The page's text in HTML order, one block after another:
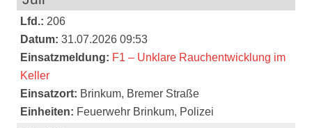
Lfd.: 206
Datum: 31.07.2026 09:53
Einsatzmeldung: F1 – Unklare Rauchentwicklung im
Keller
Einsatzort: Brinkum, Bremer Straße
Einheiten: Feuerwehr Brinkum, Polizei